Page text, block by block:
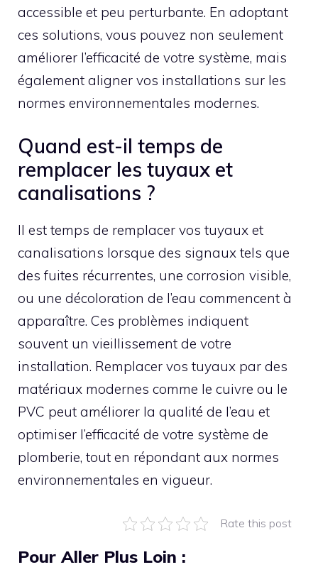
accessible et peu perturbante. En adoptant
ces solutions, vous pouvez non seulement
améliorer l’efficacité de votre système, mais
également aligner vos installations sur les
normes environnementales modernes.
Quand est-il temps de
remplacer les tuyaux et
canalisations ?
Il est temps de remplacer vos tuyaux et
canalisations lorsque des signaux tels que
des fuites récurrentes, une corrosion visible,
ou une décoloration de l’eau commencent à
apparaître. Ces problèmes indiquent
souvent un vieillissement de votre
installation. Remplacer vos tuyaux par des
matériaux modernes comme le cuivre ou le
PVC peut améliorer la qualité de l’eau et
optimiser l’efficacité de votre système de
plomberie, tout en répondant aux normes
environnementales en vigueur.
Rate this post
Pour Aller Plus Loin :